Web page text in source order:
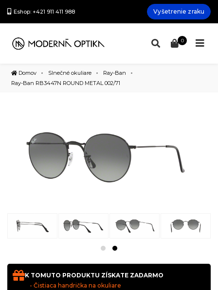
Eshop: +421 911 411 988 Vyšetrenie zraku
0
Domov Slnečné okuliare
Ray-Ban
Ray-Ban RB3447N ROUND METAL 002/71
K TOMUTO PRODUKTU ZÍSKATE ZADARMO
- Čistiaca handrička na okuliare